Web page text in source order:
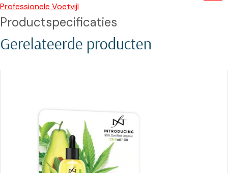
Professionele Voetvijl
Productspecificaties
Gerelateerde producten